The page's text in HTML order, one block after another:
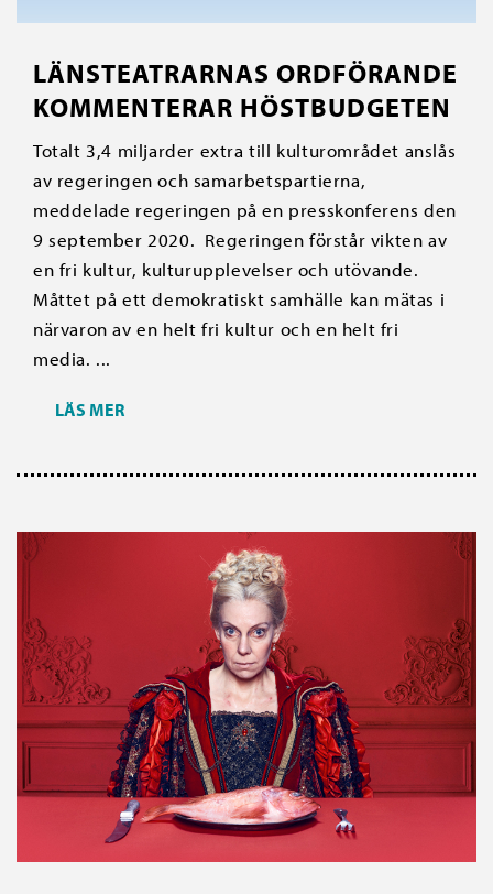
LÄNSTEATRARNAS ORDFÖRANDE
KOMMENTERAR HÖSTBUDGETEN
Totalt 3,4 miljarder extra till kulturområdet anslås
av regeringen och samarbetspartierna,
meddelade regeringen på en presskonferens den
9 september 2020. Regeringen förstår vikten av
en fri kultur, kulturupplevelser och utövande.
Måttet på ett demokratiskt samhälle kan mätas i
närvaron av en helt fri kultur och en helt fri
media. ...
LÄS MER